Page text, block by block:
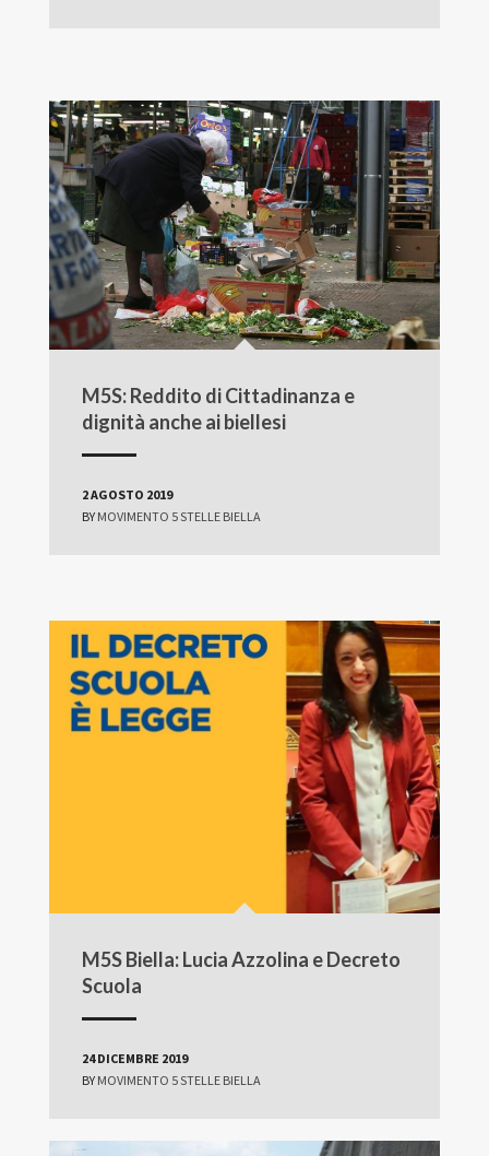
M5S: Reddito di Cittadinanza e
dignità anche ai biellesi
2 AGOSTO 2019
BY MOVIMENTO 5 STELLE BIELLA
M5S Biella: Lucia Azzolina e Decreto
Scuola
24 DICEMBRE 2019
BY MOVIMENTO 5 STELLE BIELLA